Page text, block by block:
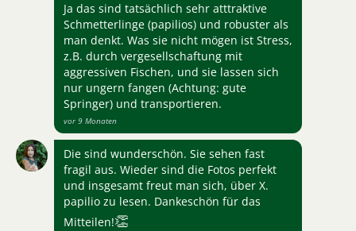
Ja das sind tatsächlich sehr atttraktive
Schmetterlinge (papilios) und robuster als
man denkt. Was sie nicht mögen ist Stress,
z.B. durch vergesellschaftung mit
aggressiven Fischen, und sie lassen sich
nur ungern fangen (Achtung: gute
Springer) und transportieren.
vor 9 Monaten
Die sind wunderschön. Sie sehen fast
fragil aus. Wieder sind die Fotos perfekt
und insgesamt freut man sich, über X.
papilio zu lesen. Dankeschön für das
Mitteilen!👏